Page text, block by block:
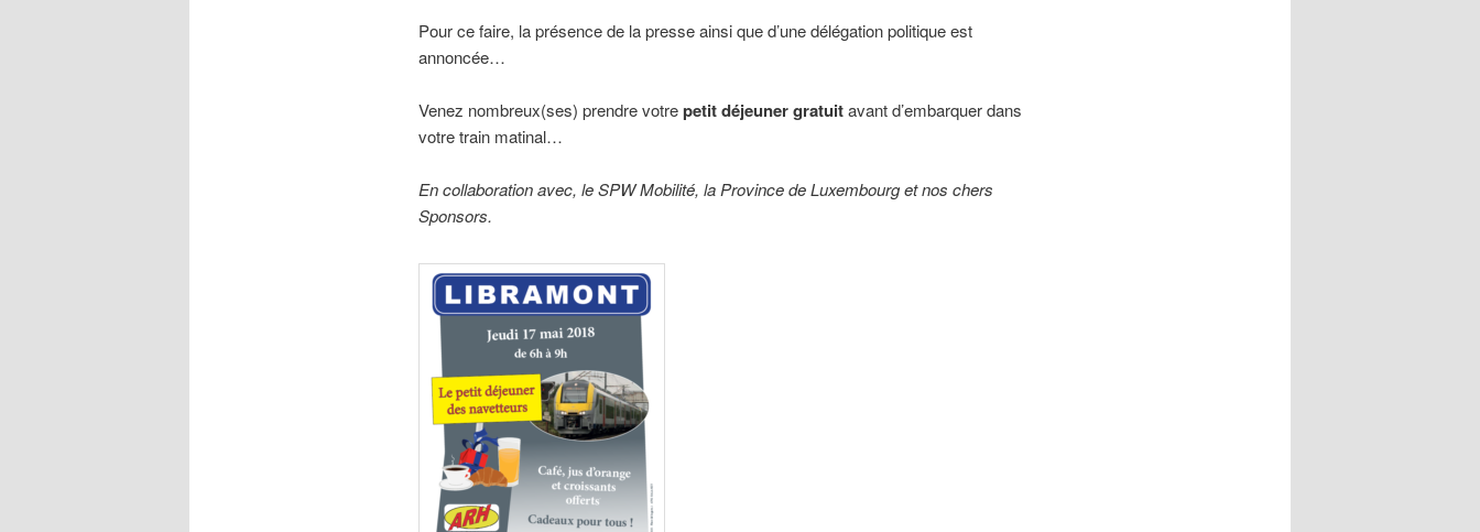
Pour ce faire, la présence de la presse ainsi que d’une délégation politique est
annoncée…
Venez nombreux(ses) prendre votrepetit déjeuner gratuitavant d’embarquer dans
votre train matinal…
En collaboration avec, le SPW Mobilité, la Province de Luxembourg et nos chers
Sponsors.